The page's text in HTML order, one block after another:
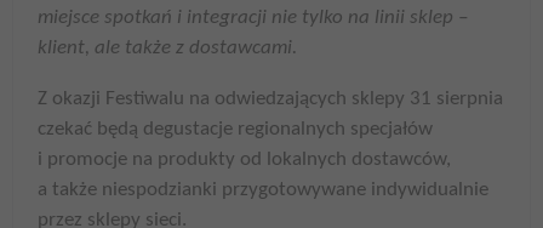
miejsce spotkań i integracji nie tylko na linii sklep –
klient, ale także z dostawcami.
Z okazji Festiwalu na odwiedzających sklepy 31 sierpnia
czekać będą degustacje regionalnych specjałów
i promocje na produkty od lokalnych dostawców,
a także niespodzianki przygotowywane indywidualnie
przez sklepy sieci.